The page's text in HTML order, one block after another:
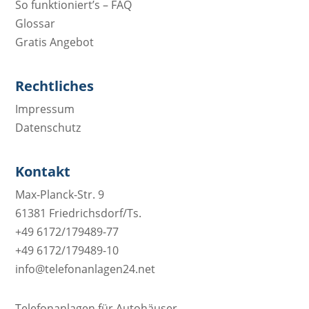
So funktioniert’s – FAQ
Glossar
Gratis Angebot
Rechtliches
Impressum
Datenschutz
Kontakt
Max-Planck-Str. 9
61381 Friedrichsdorf/Ts.
+49 6172/179489-77
+49 6172/179489-10
info@telefonanlagen24.net